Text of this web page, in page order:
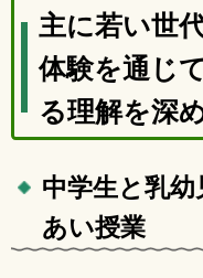
主に若い世
体験を通じ
る理解を深
中学生と乳
あい授業